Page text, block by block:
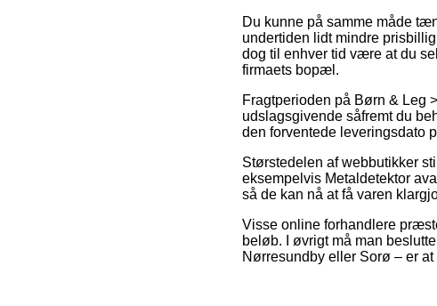
Du kunne på samme måde
undertiden lidt mindre
dog til enhver tid være at du
firmaets bopæl.
Fragtperioden på Børn & Leg
udslagsgivende såfremt du
den forventede leveringsdato
Størstedelen af webbutikker
eksempelvis Metaldetektor
så de kan nå at få varen
Visse online forhandlere
beløb. I øvrigt må man
Nørresundby eller Sorø – er